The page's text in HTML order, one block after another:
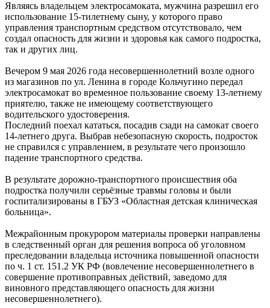
Являясь владельцем электросамоката, мужчина разрешил его
использование 15-тилетнему сыну, у которого право
управления транспортным средством отсутствовало, чем
создал опасность для жизни и здоровья как самого подростка,
так и других лиц.
Вечером 9 мая 2026 года несовершеннолетний возле одного
из магазинов по ул. Ленина в городе Кольчугино передал
электросамокат во временное пользование своему 13-летнему
приятелю, также не имеющему соответствующего
водительского удостоверения.
Последний поехал кататься, посадив сзади на самокат своего
14-летнего друга. Выбрав небезопасную скорость, подросток
не справился с управлением, в результате чего произошло
падение транспортного средства.
В результате дорожно-транспортного происшествия оба
подростка получили серьёзные травмы головы и были
госпитализированы в ГБУЗ «Областная детская клиническая
больница».
Межрайонным прокурором материалы проверки направлены
в следственный орган для решения вопроса об уголовном
преследовании владельца источника повышенной опасности
по ч. 1 ст. 151.2 УК РФ (вовлечение несовершеннолетнего в
совершение противоправных действий, заведомо для
виновного представляющего опасность для жизни
несовершеннолетнего).